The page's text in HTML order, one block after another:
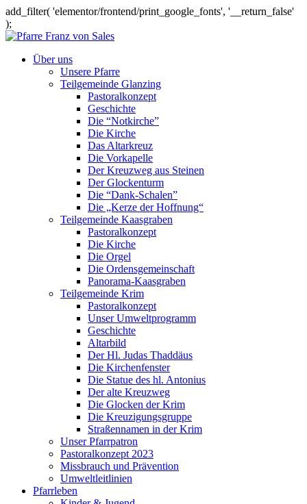
add_filter( 'elementor/frontend/print_google_fonts', '__return_false'
);
Über uns
Unsere Pfarre
Teilgemeinde Glanzing
Pastoralkonzept
Geschichte
Die “Notkirche”
Die Kirche
Das Altarkreuz
Die Vorkapelle
Der Kreuzweg aus Steinen
Der Glockenturm
Die “Dank-Schalen”
Die „Kerze der Hoffnung“
Teilgemeinde Kaasgraben
Pastoralkonzept
Die Kirche
Die Orgel
Die Ordensgemeinschaft
Panorama-Kaasgraben
Teilgemeinde Krim
Pastoralkonzept
Unser Umweltprogramm
Geschichte
Altarbild
Der Hl. Judas Thaddäus
Die Kirchenfenster
Die Statue des hl. Antonius
Der alte Kreuzweg
Die Glocken der Krim
Die Kreuzigungsgruppe
Straßennamen in der Krim
Unser Pfarrpatron
Pastoralkonzept 2023
Missbrauch und Prävention
Umweltleitlinien
Pfarrleben